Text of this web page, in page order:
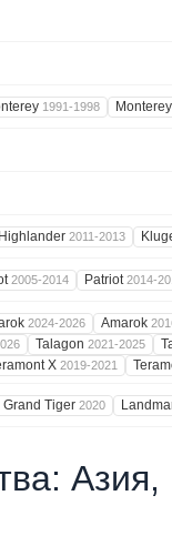
1991-1998
Highlander 2011-2013
2005-2014 Patriot2014-
2024-2026 Amarok
Talagon 2021-2025
X 2019-2021
Grand Tiger 2020
Азия,